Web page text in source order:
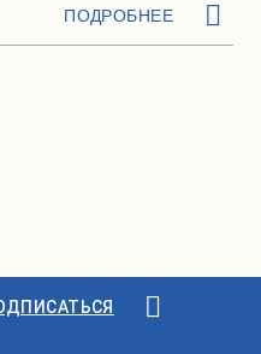
ПОДРОБНЕЕ